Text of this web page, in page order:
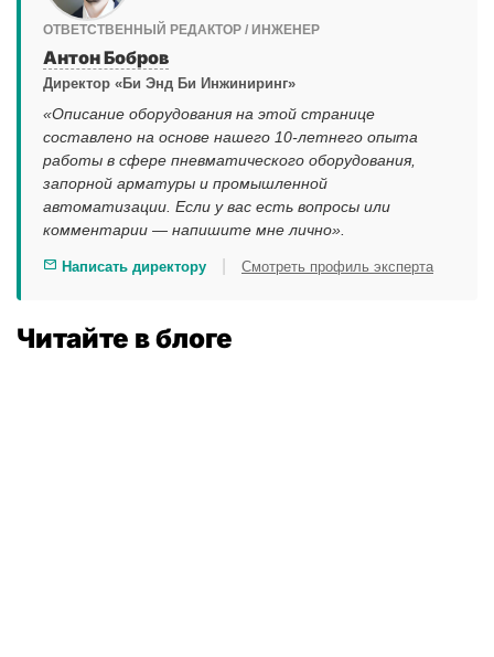
ОТВЕТСТВЕННЫЙ РЕДАКТОР / ИНЖЕНЕР
Антон Бобров
Директор «Би Энд Би Инжиниринг»
«Описание оборудования на этой странице
составлено на основе нашего 10-летнего опыта
работы в сфере пневматического оборудования,
запорной арматуры и промышленной
автоматизации. Если у вас есть вопросы или
комментарии — напишите мне лично».
Написать директору Смотреть профиль эксперта
Читайте в блоге